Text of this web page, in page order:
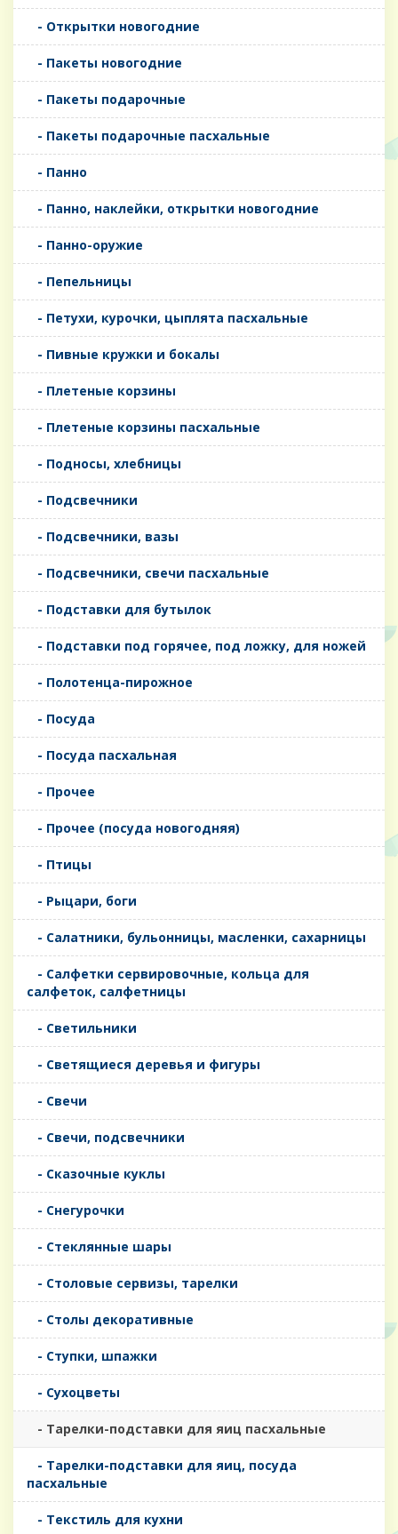
- Открытки новогодние
- Пакеты новогодние
- Пакеты подарочные
- Пакеты подарочные пасхальные
- Панно
- Панно, наклейки, открытки новогодние
- Панно-оружие
- Пепельницы
- Петухи, курочки, цыплята пасхальные
- Пивные кружки и бокалы
- Плетеные корзины
- Плетеные корзины пасхальные
- Подносы, хлебницы
- Подсвечники
- Подсвечники, вазы
- Подсвечники, свечи пасхальные
- Подставки для бутылок
- Подставки под горячее, под ложку, для ножей
- Полотенца-пирожное
- Посуда
- Посуда пасхальная
- Прочее
- Прочее (посуда новогодняя)
- Птицы
- Рыцари, боги
- Салатники, бульонницы, масленки, сахарницы
- Салфетки сервировочные, кольца для
салфеток, салфетницы
- Светильники
- Светящиеся деревья и фигуры
- Свечи
- Свечи, подсвечники
- Сказочные куклы
- Снегурочки
- Стеклянные шары
- Столовые сервизы, тарелки
- Столы декоративные
- Ступки, шпажки
- Сухоцветы
- Тарелки-подставки для яиц пасхальные
- Тарелки-подставки для яиц, посуда
пасхальные
- Текстиль для кухни